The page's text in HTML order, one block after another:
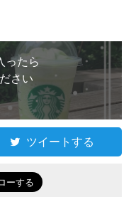
ったら
さい
ツイートする